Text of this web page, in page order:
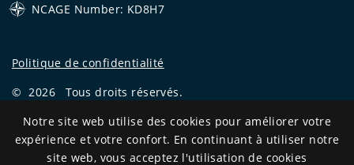
NCAGE Number: KD8H7
Politique de confidentialité
© 2026
Tous droits réservés.
CRYSTAL.TAX —EXPERT OFFSHORE №❶
Notre site web utilise des cookies pour améliorer votre
expérience et votre confort. En continuant à utiliser notre
site web, vous acceptez l'utilisation de cookies